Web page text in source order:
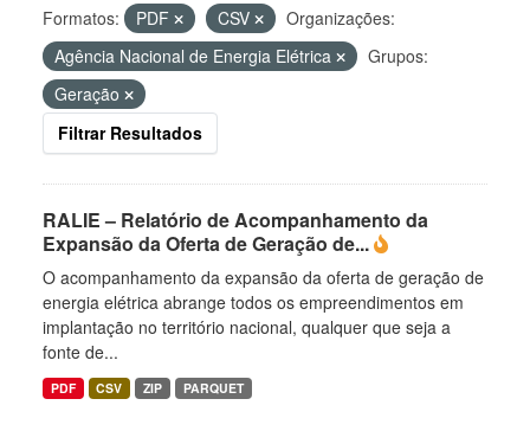
Formatos:
PDF CSV
Organizações:
Agência Nacional de Energia Elétrica
Grupos:
Geração
Filtrar Resultados
RALIE – Relatório de Acompanhamento da
Expansão da Oferta de Geração de...
O acompanhamento da expansão da oferta de geração de
energia elétrica abrange todos os empreendimentos em
implantação no território nacional, qualquer que seja a
fonte de...
PDF CSV ZIP PARQUET